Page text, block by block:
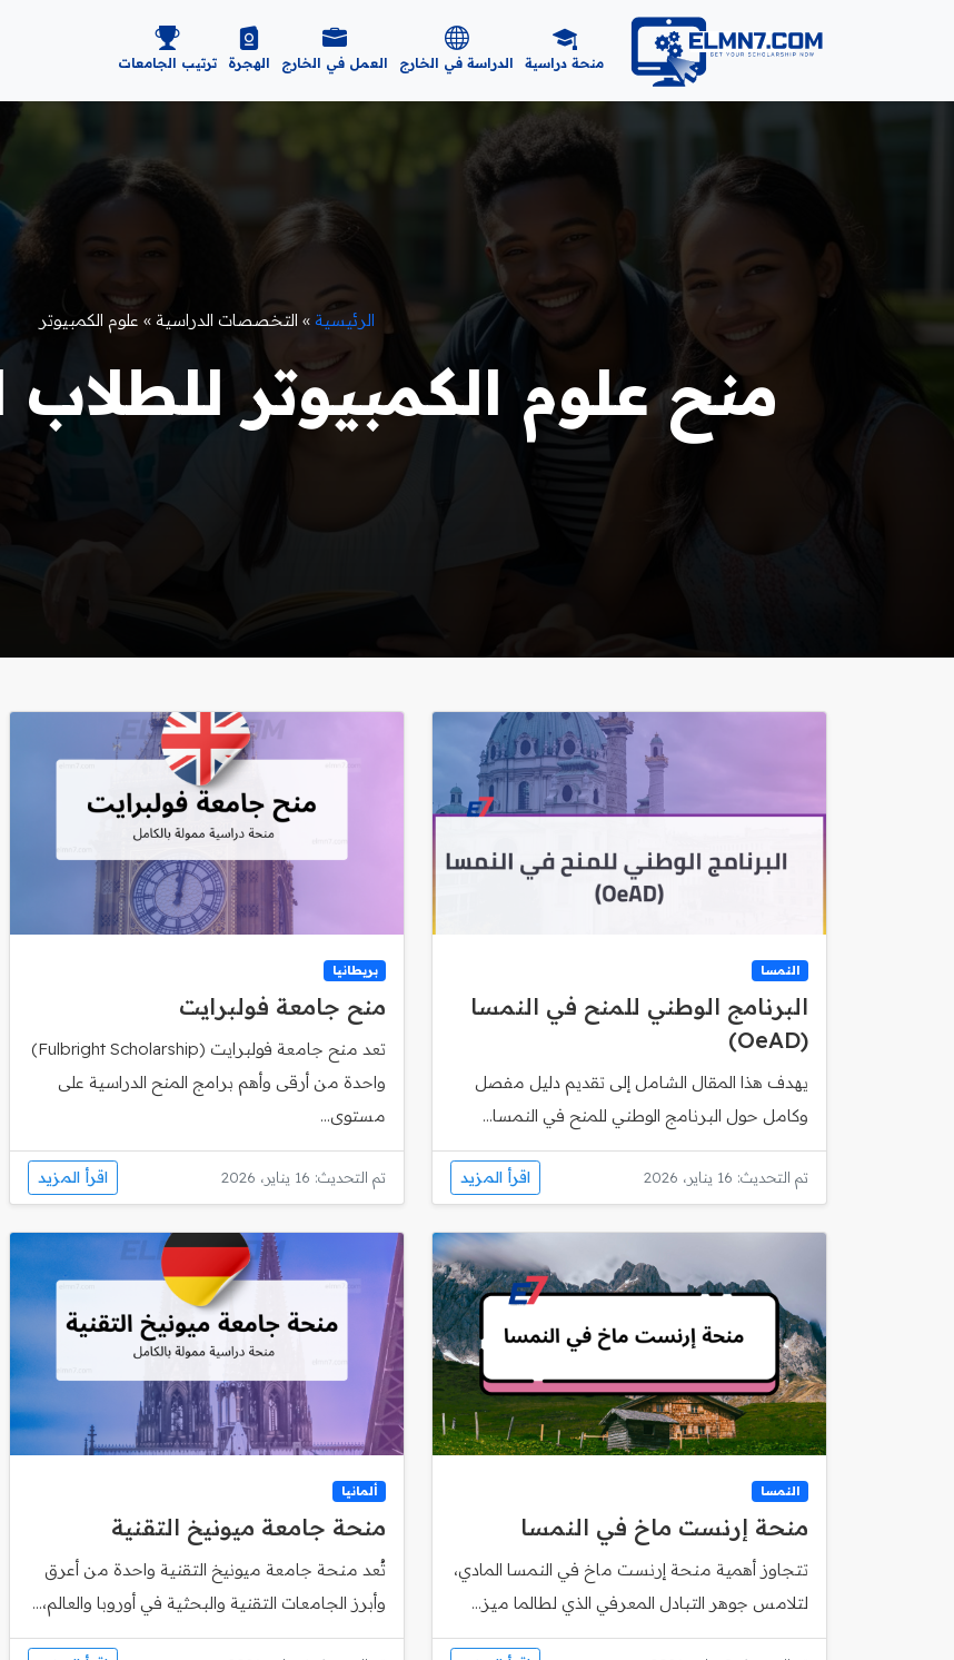
منحة دراسية الدراسة في الخارج العمل في الخارج الهجرة ترتيب الجامعات
الرئيسية » التخصصات الدراسية » علوم الكمبيوتر
منح علوم الكمبيوتر للطلاب
النمسا
البرنامج الوطني للمنح في النمسا
(OeAD)
يهدف هذا المقال الشامل إلى تقديم دليل مفصل
وكامل حول البرنامج الوطني للمنح في النمسا...
تم التحديث: 16 يناير، 2026 اقرأ المزيد
بريطانيا
منح جامعة فولبرايت
تعد منح جامعة فولبرايت (Fulbright Scholarship)
واحدة من أرقى وأهم برامج المنح الدراسية على
مستوى...
تم التحديث: 16 يناير، 2026 اقرأ المزيد
النمسا
منحة إرنست ماخ في النمسا
تتجاوز أهمية منحة إرنست ماخ في النمسا المادي،
لتلامس جوهر التبادل المعرفي الذي لطالما ميز...
ألمانيا
منحة جامعة ميونيخ التقنية
تُعد منحة جامعة ميونيخ التقنية واحدة من أعرق
وأبرز الجامعات التقنية والبحثية في أوروبا والعالم،...